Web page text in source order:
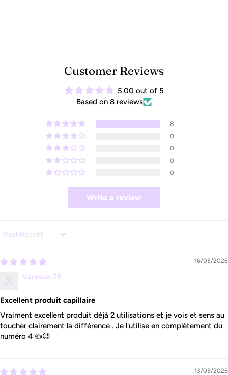
Customer Reviews
5.00 out of 5
Based on 8 reviews
8
0
0
0
0
Write a review
Sort by
16/05/2026
Vanessa 25
Excellent produit capillaire
Vraiment excellent produit déjà 2 utilisations et je vois et sens au
toucher clairement la différence . Je l'utilise en complètement du
numéro 4 👍😉
13/05/2026